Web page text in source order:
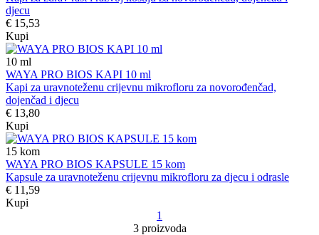
djecu
€ 15,53
Kupi
10 ml
WAYA PRO BIOS KAPI 10 ml
Kapi za uravnoteženu crijevnu mikrofloru za novorođenčad,
dojenčad i djecu
€ 13,80
Kupi
15 kom
WAYA PRO BIOS KAPSULE 15 kom
Kapsule za uravnoteženu crijevnu mikrofloru za djecu i odrasle
€ 11,59
Kupi
1
3 proizvoda